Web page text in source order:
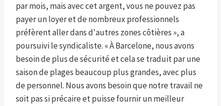
par mois, mais avec cet argent, vous ne pouvez pas
payer un loyer et de nombreux professionnels
préfèrent aller dans d'autres zones côtières », a
poursuivi le syndicaliste. « À Barcelone, nous avons
besoin de plus de sécurité et cela se traduit par une
saison de plages beaucoup plus grandes, avec plus
de personnel. Nous avons besoin que notre travail ne
soit pas si précaire et puisse fournir un meilleur